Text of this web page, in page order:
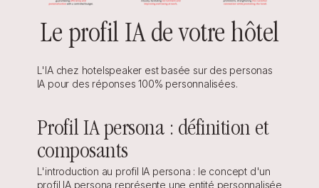
Le profil IA de votre hôtel
L'IA chez hotelspeaker est basée sur des personas
IA pour des réponses 100% personnalisées.
Profil IA persona : définition et
composants
L'introduction au profil IA persona : le concept d'un